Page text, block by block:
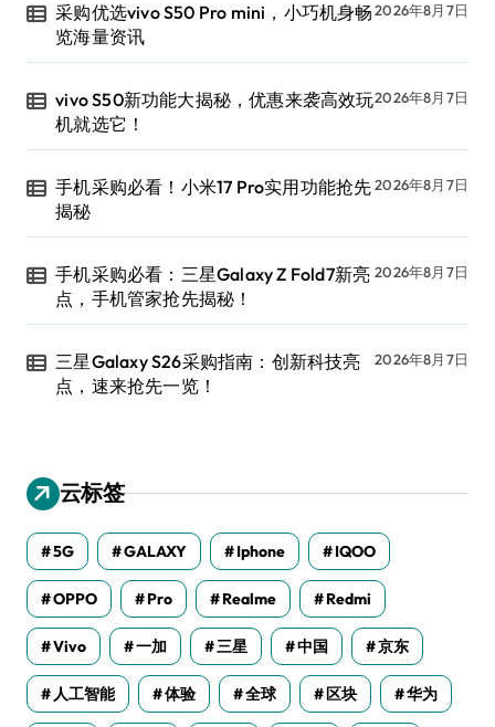
采购优选vivo S50 Pro mini，小巧机身畅
览海量资讯
2026年8月7日
vivo S50新功能大揭秘，优惠来袭高效玩
机就选它！
2026年8月7日
手机采购必看！小米17 Pro实用功能抢先
揭秘
2026年8月7日
手机采购必看：三星Galaxy Z Fold7新亮
点，手机管家抢先揭秘！
2026年8月7日
三星Galaxy S26采购指南：创新科技亮
点，速来抢先一览！
2026年8月7日
云标签
5G GALAXY Iphone IQOO
OPPO Pro Realme Redmi
Vivo 一加 三星 中国 京东
人工智能 体验 全球 区块 华为